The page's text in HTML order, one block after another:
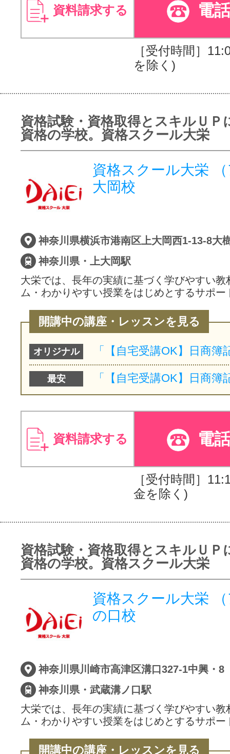
資料請求する 電
［受付時間］
を除く)
資格試験・資格取得とスキルＵＰ
資格の学校。資格スクール大栄
資格スクール大栄
大岡校
神奈川県・上大岡駅
大栄では、長年の実績に基づく学びやすい教
ム・わかりやすい授業をはじめとするサポ
開講中の講座・レッスンを見る
オリジナル
最安
資料請求する 電
［受付時間］
金を除く)
資格試験・資格取得とスキルＵＰ
資格の学校。資格スクール大栄
資格スクール大栄
の口校
神奈川県川崎市高津区溝口327-1中興・
神奈川県・武蔵溝ノ口駅
大栄では、長年の実績に基づく学びやすい教
ム・わかりやすい授業をはじめとするサポ
開講中の講座・レッスンを見る